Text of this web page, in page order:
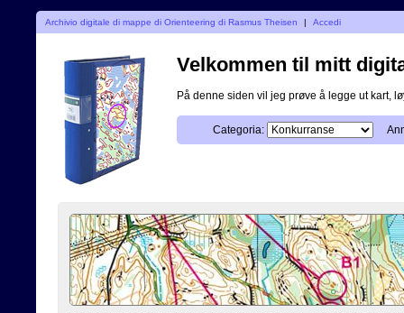
Archivio digitale di mappe di Orienteering di Rasmus Theisen | Accedi
Velkommen til mitt
På denne siden vil jeg prøve å legge ut kart,
Categoria: